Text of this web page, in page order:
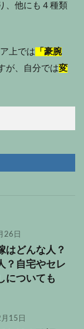
、他にも４種類
上では 「豪腕
が、自分では変
26日
はどんな人？
？自宅やセレ
についても
15日